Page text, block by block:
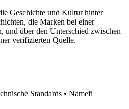
Geschichte und Kultur hinter
die Marken bei einer
und über den Unterschied zwischen
verifizierten Quelle.
Standards • Namefi